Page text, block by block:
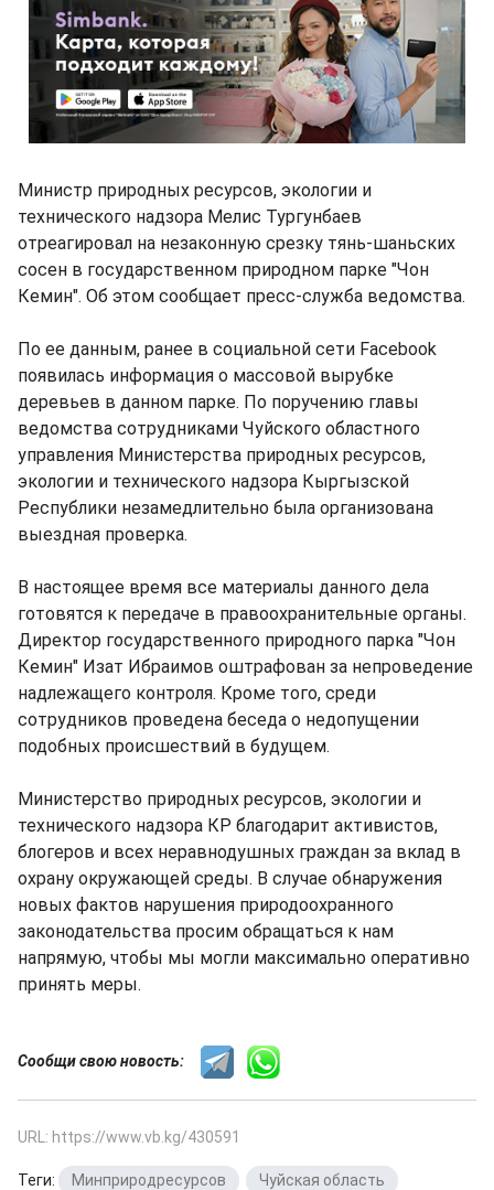
Министр природных ресурсов, экологии и
технического надзора Мелис Тургунбаев
отреагировал на незаконную срезку тянь-шаньских
сосен в государственном природном парке "Чон
Кемин". Об этом сообщает пресс-служба ведомства.
По ее данным, ранее в социальной сети Facebook
появилась информация о массовой вырубке
деревьев в данном парке. По поручению главы
ведомства сотрудниками Чуйского областного
управления Министерства природных ресурсов,
экологии и технического надзора Кыргызской
Республики незамедлительно была организована
выездная проверка.
В настоящее время все материалы данного дела
готовятся к передаче в правоохранительные органы.
Директор государственного природного парка "Чон
Кемин" Изат Ибраимов оштрафован за непроведение
надлежащего контроля. Кроме того, среди
сотрудников проведена беседа о недопущении
подобных происшествий в будущем.
Министерство природных ресурсов, экологии и
технического надзора КР благодарит активистов,
блогеров и всех неравнодушных граждан за вклад в
охрану окружающей среды. В случае обнаружения
новых фактов нарушения природоохранного
законодательства просим обращаться к нам
напрямую, чтобы мы могли максимально оперативно
принять меры.
Сообщи свою новость:
URL: https://www.vb.kg/430591
Теги: Минприродресурсов Чуйская область